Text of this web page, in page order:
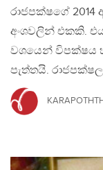
රාජපක්ෂගේ
අංශවලින් එකකි.
වශයෙන් විපක්ෂය
පැත්තයි.